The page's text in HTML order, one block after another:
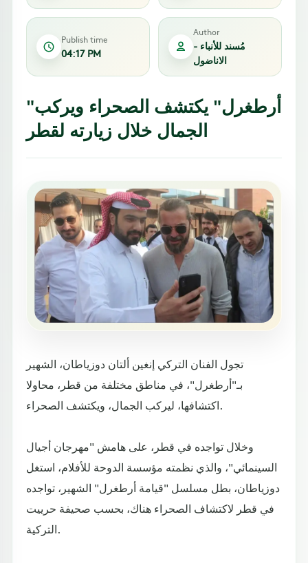
Publish time
04:17 PM
Author
مُسند للأنباء -
الاناضول
"أرطغرل" يكتشف الصحراء ويركب
الجمال خلال زيارته لقطر
تجول الفنان التركي إنغين ألتان دوزياطان، الشهير
بـ"أرطغرل"، في مناطق مختلفة من قطر، محاولا
اكتشافها، ليركب الجمال، ويكتشف الصحراء.
وخلال تواجده في قطر، على هامش "مهرجان أجيال
السينمائي"، والذي نظمته مؤسسة الدوحة للأفلام، استغل
دوزياطان، بطل مسلسل "قيامة أرطغرل" الشهير، تواجده
في قطر لاكتشاف الصحراء هناك، بحسب صحيفة حرييت
التركية.